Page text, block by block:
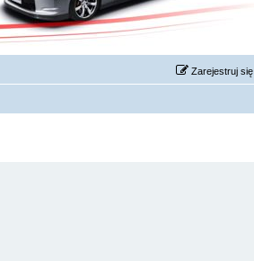
Zarejestruj się